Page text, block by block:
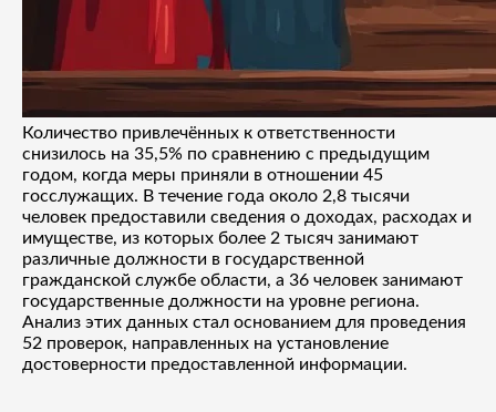
Количество привлечённых к ответственности
снизилось на 35,5% по сравнению с предыдущим
годом, когда меры приняли в отношении 45
госслужащих. В течение года около 2,8 тысячи
человек предоставили сведения о доходах, расходах и
имуществе, из которых более 2 тысяч занимают
различные должности в государственной
гражданской службе области, а 36 человек занимают
государственные должности на уровне региона.
Анализ этих данных стал основанием для проведения
52 проверок, направленных на установление
достоверности предоставленной информации.